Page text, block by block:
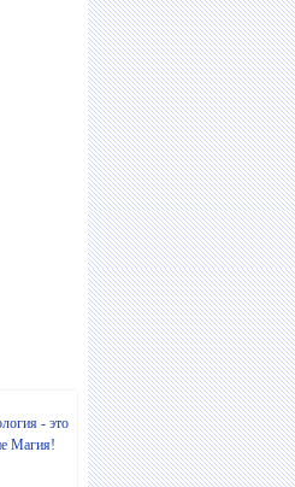
- это
Магия!